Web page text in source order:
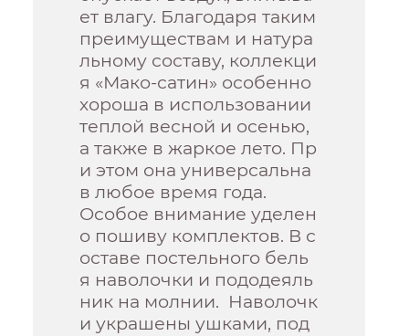
ет влагу. Благодаря таким
преимуществам и натура
льному составу, коллекци
я «Мако-сатин» особенно
хороша в использовании
теплой весной и осенью,
а также в жаркое лето. Пр
и этом она универсальна
в любое время года.
Особое внимание уделен
о пошиву комплектов. В с
оставе постельного бель
я наволочки и пододеяль
ник на молнии. Наволочк
и украшены ушками, под